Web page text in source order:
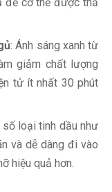
: Ánh sáng xanh từ
giảm chất lượng
tử ít nhất 30 phút
số loại tinh dầu như
và dễ dàng đi vào
hiệu quả hơn.